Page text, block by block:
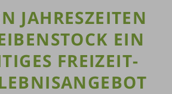
JAHRESZEITEN
EIN
FREIZEIT-